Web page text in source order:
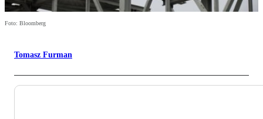
Foto: Bloomberg
Tomasz Furman